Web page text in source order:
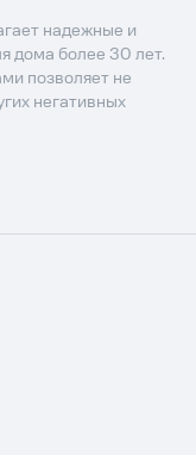
надежные и
дома более 30 лет.
позволяет не
негативных